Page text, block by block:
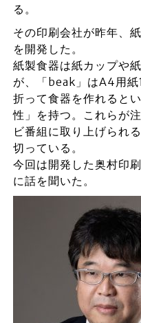
る。
その印刷会社が昨年、
を開発した。
紙製食器は紙カップや
が、「beak」はA4用
折って食器を作れると
性」を持つ。これらが
ビ番組に取り上げられ
切っている。
今回は開発した奥村印
に話を聞いた。